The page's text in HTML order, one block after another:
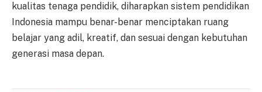
kualitas tenaga pendidik, diharapkan sistem pendidikan
Indonesia mampu benar-benar menciptakan ruang
belajar yang adil, kreatif, dan sesuai dengan kebutuhan
generasi masa depan.